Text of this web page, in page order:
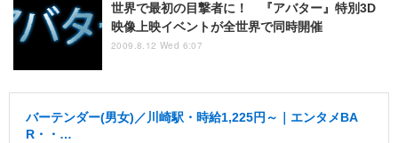
世界で最初の目撃者に！ 『アバター』特別3D
映像上映イベントが全世界で同時開催
2009.8.12 Wed 6:07
バーテンダー(男女)／川崎駅・時給1,225円～｜エンタメBA
R・・…